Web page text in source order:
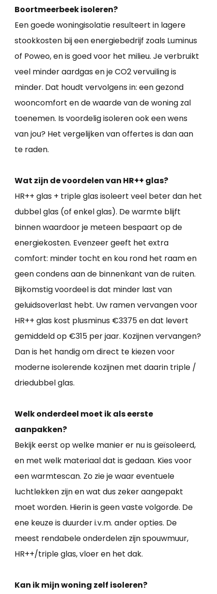
Boortmeerbeek isoleren?
Een goede woningisolatie resulteert in lagere
stookkosten bij een energiebedrijf zoals Luminus
of Poweo, en is goed voor het milieu. Je verbruikt
veel minder aardgas en je CO2 vervuiling is
minder. Dat houdt vervolgens in: een gezond
wooncomfort en de waarde van de woning zal
toenemen. Is voordelig isoleren ook een wens
van jou? Het vergelijken van offertes is dan aan
te raden.
Wat zijn de voordelen van HR++ glas?
HR++ glas + triple glas isoleert veel beter dan het
dubbel glas (of enkel glas). De warmte blijft
binnen waardoor je meteen bespaart op de
energiekosten. Evenzeer geeft het extra
comfort: minder tocht en kou rond het raam en
geen condens aan de binnenkant van de ruiten.
Bijkomstig voordeel is dat minder last van
geluidsoverlast hebt. Uw ramen vervangen voor
HR++ glas kost plusminus €3375 en dat levert
gemiddeld op €315 per jaar. Kozijnen vervangen?
Dan is het handig om direct te kiezen voor
moderne isolerende kozijnen met daarin triple /
driedubbel glas.
Welk onderdeel moet ik als eerste
aanpakken?
Bekijk eerst op welke manier er nu is geïsoleerd,
en met welk materiaal dat is gedaan. Kies voor
een warmtescan. Zo zie je waar eventuele
luchtlekken zijn en wat dus zeker aangepakt
moet worden. Hierin is geen vaste volgorde. De
ene keuze is duurder i.v.m. ander opties. De
meest rendabele onderdelen zijn spouwmuur,
HR++/triple glas, vloer en het dak.
Kan ik mijn woning zelf isoleren?